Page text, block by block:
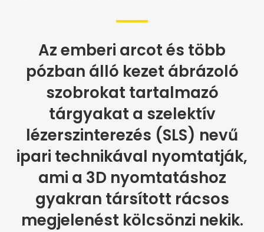
Az emberi arcot és több
pózban álló kezet ábrázoló
szobrokat tartalmazó
tárgyakat a szelektív
lézerszinterezés (SLS) nevű
ipari technikával nyomtatják,
ami a 3D nyomtatáshoz
gyakran társított rácsos
megjelenést kölcsönzi nekik.